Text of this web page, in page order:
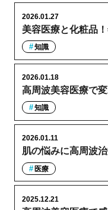
美容医療と化粧品
2026.01.27
知識
高周波美容医療で
2026.01.18
知識
肌の悩みに高周波
2026.01.11
医療
2025.12.21